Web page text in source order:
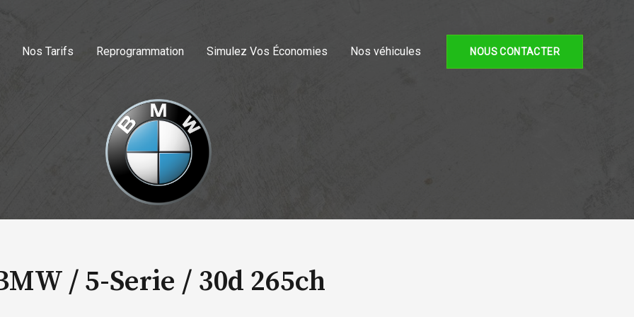
Nos Tarifs Reprogrammation Simulez Vos Économies Nos véhicules NOUS CONTACTER
/ 5-Serie / 30d 265ch